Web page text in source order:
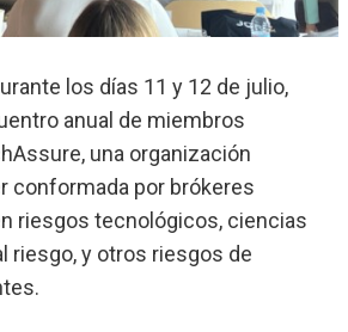
los días 11 y 12 de julio,
anual de miembros
una organización
conformada por brókeres
riesgos tecnológicos, ciencias
riesgo, y otros riesgos de